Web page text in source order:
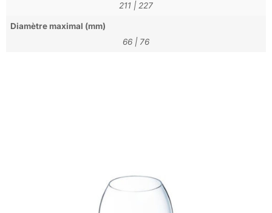
211 | 227
Diamètre maximal (mm)
66 | 76